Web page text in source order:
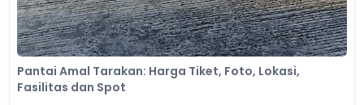
Pantai Amal Tarakan: Harga Tiket, Foto, Lokasi,
Fasilitas dan Spot